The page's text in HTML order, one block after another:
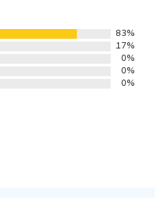
83%
17%
0%
0%
0%